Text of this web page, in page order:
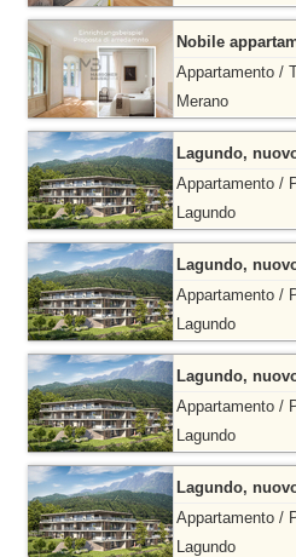
Nobile
Appartamento /
Merano
Lagundo,
Appartamento /
Lagundo
Lagundo,
Appartamento /
Lagundo
Lagundo,
Appartamento /
Lagundo
Lagundo,
Appartamento /
Lagundo